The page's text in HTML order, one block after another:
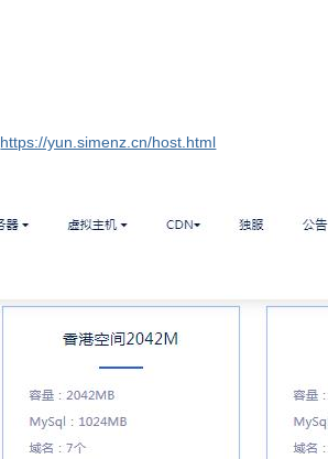
https://yun.simenz.cn/host.html